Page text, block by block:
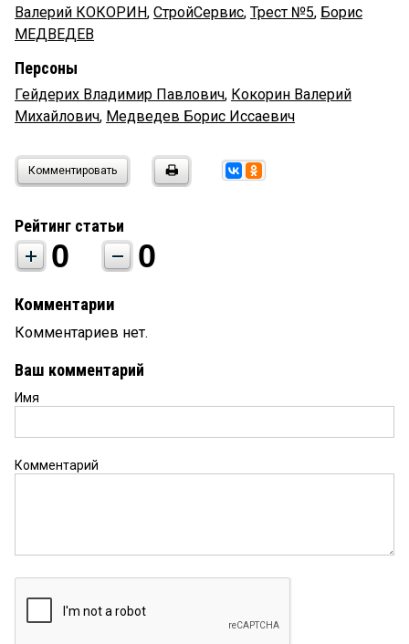
Валерий КОКОРИН, СтройСервис, Трест №5, Борис
МЕДВЕДЕВ
Персоны
Гейдерих Владимир Павлович, Кокорин Валерий
Михайлович, Медведев Борис Иссаевич
Комментировать
Рейтинг статьи
0 0
Комментарии
Комментариев нет.
Ваш комментарий
Имя
Комментарий